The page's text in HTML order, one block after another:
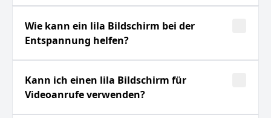
Wie kann ein lila Bildschirm bei der
Entspannung helfen?
Kann ich einen lila Bildschirm für
Videoanrufe verwenden?